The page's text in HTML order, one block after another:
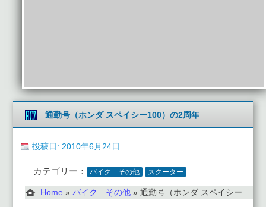
通勤号（ホンダ スペイシー100）の2周年
投稿日: 2010年6月24日
カテゴリー： バイク その他 スクーター
Home » バイク その他 » 通勤号（ホンダ スペイシー100）の2周年